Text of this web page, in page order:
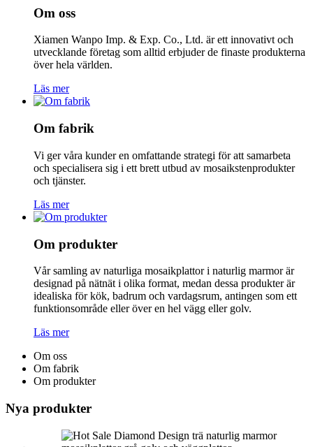
Om oss
Xiamen Wanpo Imp. & Exp. Co., Ltd. är ett innovativt och
utvecklande företag som alltid erbjuder de finaste produkterna
över hela världen.
Läs mer
Om fabrik
Vi ger våra kunder en omfattande strategi för att samarbeta
och specialisera sig i ett brett utbud av mosaikstenprodukter
och tjänster.
Läs mer
Om produkter
Vår samling av naturliga mosaikplattor i naturlig marmor är
designad på nätnät i olika format, medan dessa produkter är
idealiska för kök, badrum och vardagsrum, antingen som ett
funktionsområde eller över en hel vägg eller golv.
Läs mer
Om oss
Om fabrik
Om produkter
Nya produkter